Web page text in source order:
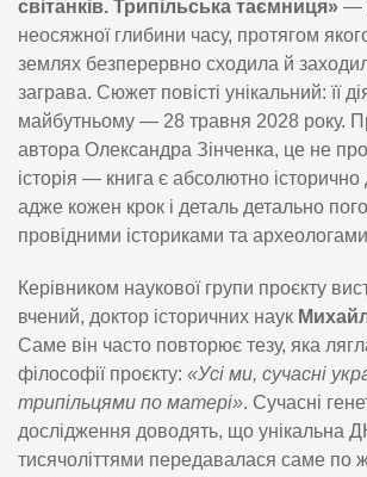
світанків. Трипільська таємниця» —
неосяжної глибини часу, протягом
землях безперервно сходила й
заграва. Сюжет повісті унікальний: її
майбутньому — 28 травня 2028 року.
автора Олександра Зінченка, це не
історія — книга є абсолютно
адже кожен крок і деталь детально
провідними істориками та
Керівником наукової групи проєкту
вчений, доктор історичних наук
Саме він часто повторює тезу, яка
філософії проєкту: «Усі ми, сучасні
трипільцями по матері». Сучасні
дослідження доводять, що унікальна
тисячоліттями передавалася саме по